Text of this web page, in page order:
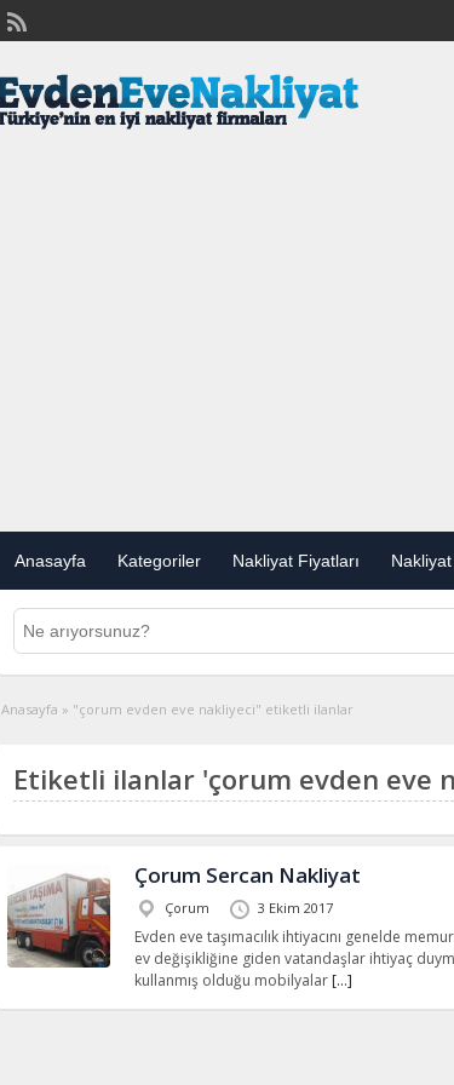
Anasayfa Kategoriler Nakliyat Fiyatları
Anasayfa » "çorum evden eve nakliyeci" etiketli ilanlar
Etiketli ilanlar 'çorum evden eve
Çorum Sercan Nakliyat
Çorum 3 Ekim 2017
Evden eve taşımacılık ihtiyacını genelde
ev değişikliğine giden vatandaşlar ihtiyaç
kullanmış olduğu mobilyalar […]